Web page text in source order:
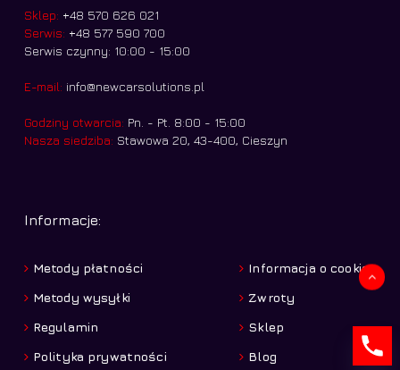
Kwota: 0,00zł
Zobacz koszyk Zamówienie
Sklep: +48 570 626 021
Serwis: +48 577 590 700
Serwis czynny: 10:00 - 15:00
E-mail: info@newcarsolutions.pl
Godziny otwarcia: Pn. - Pt. 8:00 - 15:00
Nasza siedziba: Stawowa 20, 43-400, Cieszyn
Informacje:
Metody płatności
Metody wysyłki
Regulamin
Polityka prywatności
Informacja o cookies
Zwroty
Sklep
Blog